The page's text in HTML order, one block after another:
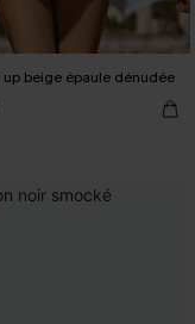
up beige épaule dénudée